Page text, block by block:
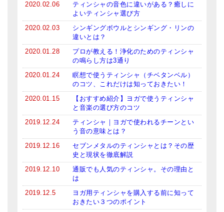
お客様の声
ブログ
特商法の表記
2020.02.06
ティンシャの音色に違いがある？癒しに
よいティンシャ選び方
2020.02.03
シンギングボウルとシンギング・リンの
違いとは？
2020.01.28
プロが教える！浄化のためのティンシャ
の鳴らし方は3通り
2020.01.24
瞑想で使うティンシャ（チベタンベル）
のコツ、これだけは知っておきたい！
2020.01.15
【おすすめ紹介】ヨガで使うティンシャ
と音楽の選び方のコツ
2019.12.24
ティンシャ｜ヨガで使われるチーンとい
う音の意味とは？
2019.12.16
セブンメタルのティンシャとは？その歴
史と現状を徹底解説
2019.12.10
通販でも人気のティンシャ。その理由と
は
2019.12.5
ヨガ用ティンシャを購入する前に知って
おきたい３つのポイント